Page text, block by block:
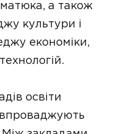
а також
культури і
економіки,
освіти
впроваджують